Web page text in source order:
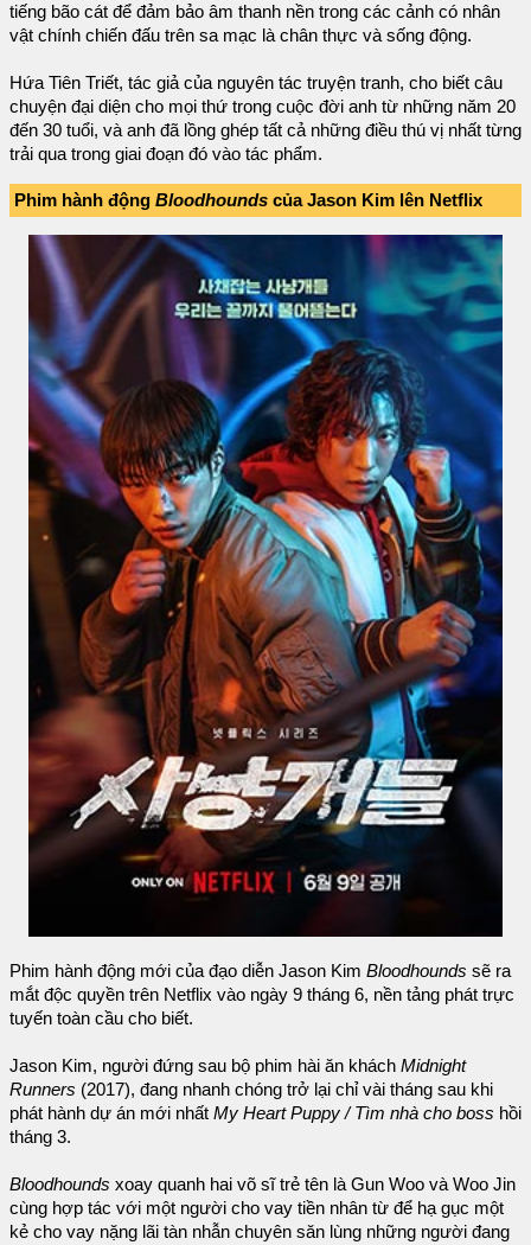
tiếng bão cát để đảm bảo âm thanh nền trong các cảnh có nhân
vật chính chiến đấu trên sa mạc là chân thực và sống động.
Hứa Tiên Triết, tác giả của nguyên tác truyện tranh, cho biết câu
chuyện đại diện cho mọi thứ trong cuộc đời anh từ những năm 20
đến 30 tuổi, và anh đã lồng ghép tất cả những điều thú vị nhất từng
trải qua trong giai đoạn đó vào tác phẩm.
Phim hành động Bloodhounds của Jason Kim lên Netflix
Phim hành động mới của đạo diễn Jason Kim Bloodhounds sẽ ra
mắt độc quyền trên Netflix vào ngày 9 tháng 6, nền tảng phát trực
tuyến toàn cầu cho biết.
Jason Kim, người đứng sau bộ phim hài ăn khách Midnight
Runners (2017), đang nhanh chóng trở lại chỉ vài tháng sau khi
phát hành dự án mới nhất My Heart Puppy / Tìm nhà cho boss hồi
tháng 3.
Bloodhounds xoay quanh hai võ sĩ trẻ tên là Gun Woo và Woo Jin
cùng hợp tác với một người cho vay tiền nhân từ để hạ gục một
kẻ cho vay nặng lãi tàn nhẫn chuyên săn lùng những người đang